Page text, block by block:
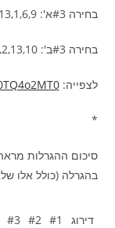
בחירה #3א': 13,1,6,9 –> 1,6,9,13 (מדורגת #1)
בחירה #3ב': 7,2,13,10 –> 2,7,10,13 (מדורגת #3)
לצפייה:
*
בהגרלה (כולל אלו
דירוג #1
#2
#3